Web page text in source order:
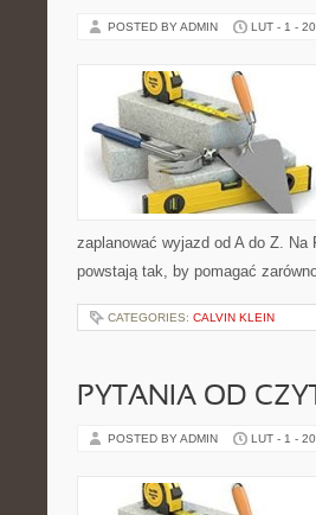
POSTED BY ADMIN LUT - 1 -
zaplanować wyjazd od A do Z.
powstają tak, by pomagać
CATEGORIES: CALVIN KLEIN
PYTANIA OD
POSTED BY ADMIN LUT - 1 -